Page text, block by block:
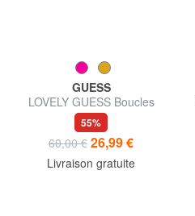
GUESS
LOVELY GUESS Boucles
d'oreilles coeur émaillé
55%
60,00 € 26,99 €
Livraison gratuite